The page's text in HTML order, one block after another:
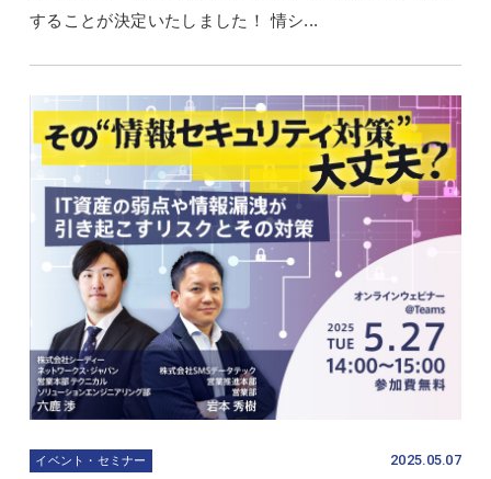
することが決定いたしました！ 情シ...
イベント・セミナー 2025.05.07